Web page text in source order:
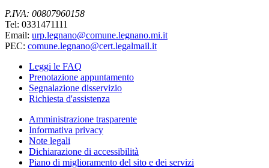
P.IVA: 00807960158
Tel: 0331471111
Email: urp.legnano@comune.legnano.mi.it
PEC: comune.legnano@cert.legalmail.it
Leggi le FAQ
Prenotazione appuntamento
Segnalazione disservizio
Richiesta d'assistenza
Amministrazione trasparente
Informativa privacy
Note legali
Dichiarazione di accessibilità
Piano di miglioramento del sito e dei servizi